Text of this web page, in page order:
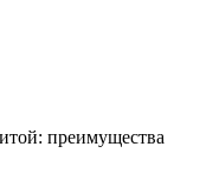
преимущества